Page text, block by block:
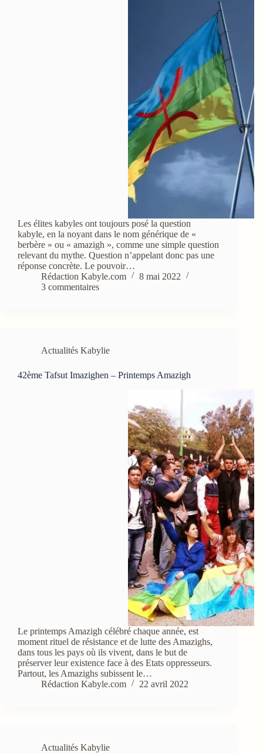
Les élites kabyles ont toujours posé la question
kabyle, en la noyant dans le nom générique de «
berbère » ou « amazigh », comme une simple question
relevant du mythe. Question n’appelant donc pas une
réponse concrète. Le pouvoir…
Rédaction Kabyle.com
8 mai 2022
3 commentaires
Actualités Kabylie
42ème Tafsut Imazighen – Printemps Amazigh
Le printemps Amazigh célébré chaque année, est
moment rituel de résistance et de lutte des Amazighs,
dans tous les pays où ils vivent, dans le but de
préserver leur existence face à des Etats oppresseurs.
Partout, les Amazighs subissent le…
Rédaction Kabyle.com
22 avril 2022
Actualités Kabylie